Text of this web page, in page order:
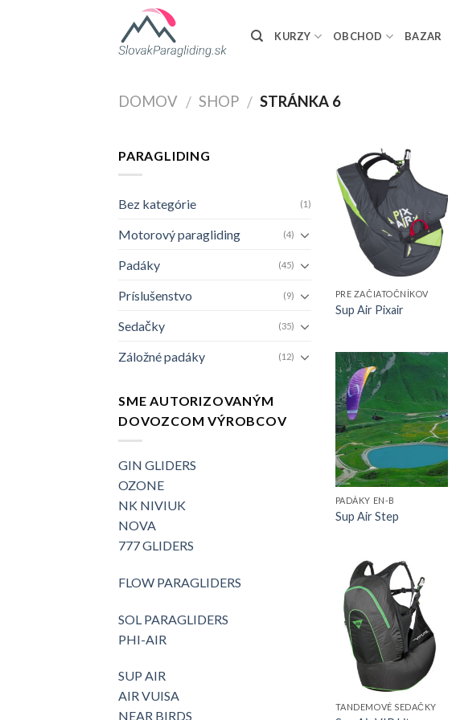
KURZY OBCHOD BAZAR
DOMOV / SHOP / STRÁNKA 6
PARAGLIDING
Bez kategórie (1)
Motorový paragliding (4)
Padáky (45)
Príslušenstvo (9)
Sedačky (35)
Záložné padáky (12)
SME AUTORIZOVANÝM
DOVOZCOM VÝROBCOV
GIN GLIDERS
OZONE
NK NIVIUK
NOVA
777 GLIDERS
FLOW PARAGLIDERS
SOL PARAGLIDERS
PHI-AIR
SUP AIR
AIR VUISA
NEAR BIRDS
PRE ZAČIATOČNÍKOV
Sup Air Pixair
PADÁKY EN-B
Sup Air Step
TANDEMOVÉ SEDAČKY